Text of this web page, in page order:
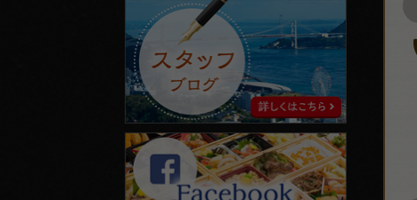
て
ッ
フ
ブ
ロ
グ
facebook